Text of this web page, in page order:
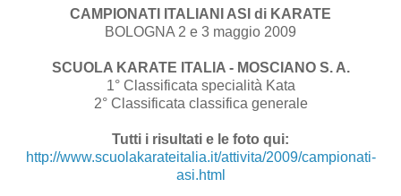
CAMPIONATI ITALIANI ASI di KARATE
BOLOGNA 2 e 3 maggio 2009
SCUOLA KARATE ITALIA- MOSCIANO S. A.
1° Classificata specialità Kata
2° Classificata classifica generale
Tutti i risultati e le foto qui:
http://www.scuolakarateitalia.it/attivita/2009/campionati-
asi.html